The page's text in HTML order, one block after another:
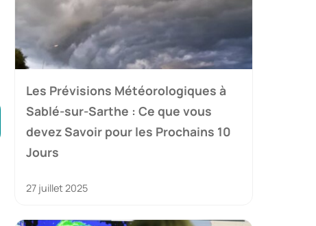
Les Prévisions Météorologiques à
Sablé-sur-Sarthe : Ce que vous
devez Savoir pour les Prochains 10
Jours
27 juillet 2025